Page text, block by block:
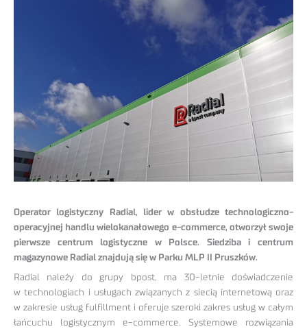
Operator logistyczny Radial, lider w obsłudze technologiczno-
operacyjnej handlu wielokanałowego e-commerce, otworzył swoje
pierwsze centrum logistyczne w Polsce. Siedziba i centrum
magazynowe Radial znajdują się w Parku MLP II Pruszków.
Radial należy do grupy bpost, ma 30-letnie doświadczenie
w technologiach i usługach związanych z siecią internetową oraz
w zakresie usług fulfillment i oferuje szeroki zakres usług w całym
łańcuchu logistycznym e-commerce. Systemowe rozwiązania